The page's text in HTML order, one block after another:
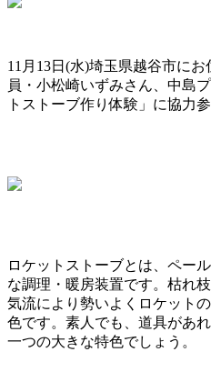
11月13日(水)埼玉県越谷市に
員・小松崎いずみさん、中島
トストーブ作り体験」に協力
ロケットストーブとは、ペー
な調理・暖房装置です。枯れ
気流により勢いよくロケット
色です。素人でも、道具があ
一つの大きな特色でしょう。